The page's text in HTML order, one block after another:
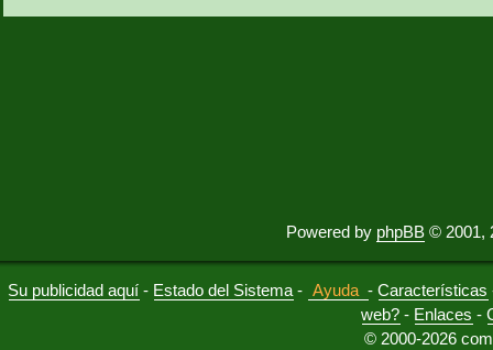
Powered by phpBB © 2001,
Su publicidad aquí - Estado del Sistema - Ayuda -Características
web? - Enlaces -
© 2000-2026